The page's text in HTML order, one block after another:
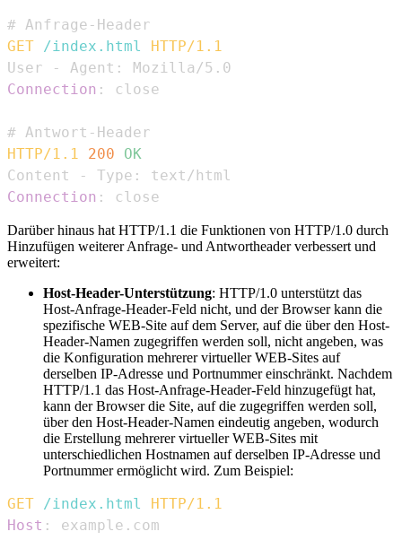
GET
/index.html
HTTP/1.1
Connection : close
HTTP/1.1
200
OK
Connection : close
Darüber hinaus hat HTTP/1.1 die Funktionen von HTTP/1.0 durch
Hinzufügen weiterer Anfrage- und Antwortheader verbessert und
erweitert:
Host-Header-Unterstützung: HTTP/1.0 unterstützt das
Host-Anfrage-Header-Feld nicht, und der Browser kann die
spezifische WEB-Site auf dem Server, auf die über den Host-
Header-Namen zugegriffen werden soll, nicht angeben, was
die Konfiguration mehrerer virtueller WEB-Sites auf
derselben IP-Adresse und Portnummer einschränkt. Nachdem
HTTP/1.1 das Host-Anfrage-Header-Feld hinzugefügt hat,
kann der Browser die Site, auf die zugegriffen werden soll,
über den Host-Header-Namen eindeutig angeben, wodurch
die Erstellung mehrerer virtueller WEB-Sites mit
unterschiedlichen Hostnamen auf derselben IP-Adresse und
Portnummer ermöglicht wird. Zum Beispiel:
GET /index.html
HTTP/1.1
Host : example.com